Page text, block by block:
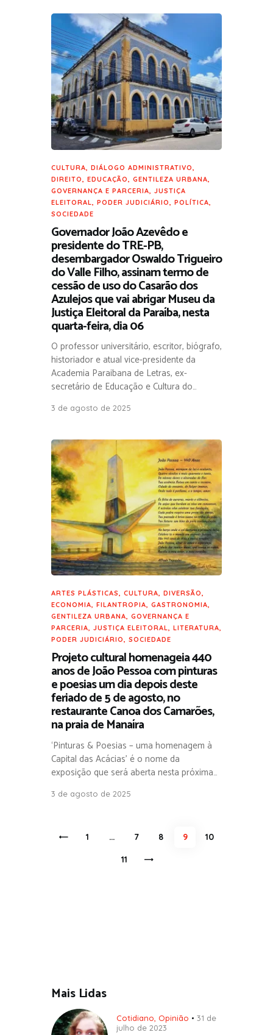
CULTURA DIÁLOGO ADMINISTRATIVO
DIREITO
EDUCAÇÃO GENTILEZA URBANA
GOVERNANÇA E PARCERIA
JUSTIÇA
ELEITORAL
PODER JUDICIÁRIO POLÍTICA
SOCIEDADE
Governador João Azevêdo e
presidente do TRE-PB,
desembargador Oswaldo Trigueiro
do Valle Filho, assinam termo de
cessão de uso do Casarão dos
Azulejos que vai abrigar Museu da
Justiça Eleitoral da Paraíba, nesta
quarta-feira, dia 06
O professor universitário, escritor, biógrafo,
historiador e atual vice-presidente da
Academia Paraibana de Letras, ex-
secretário de Educação e Cultura do…
3 de agosto de 2025
ARTES PLÁSTICAS, CULTURA, DIVERSÃO,
ECONOMIA, FILANTROPIA, GASTRONOMIA,
GENTILEZA URBANA, GOVERNANÇA E
PARCERIA, JUSTIÇA ELEITORAL, LITERATURA,
PODER JUDICIÁRIO, SOCIEDADE
Projeto cultural homenageia 440
anos de João Pessoa com pinturas
e poesias um dia depois deste
feriado de 5 de agosto, no
restaurante Canoa dos Camarões,
na praia de Manaíra
‘Pinturas & Poesias – uma homenagem à
Capital das Acácias’ é o nome da
exposição que será aberta nesta próxima…
3 de agosto de 2025
Paginação
PAGE
1 … PAGE
7 PAGE
8 PAGE
9 PAGE
10
PAGE
11
Mais Lidas
Cotidiano Opinião
31 de
julho de 2023